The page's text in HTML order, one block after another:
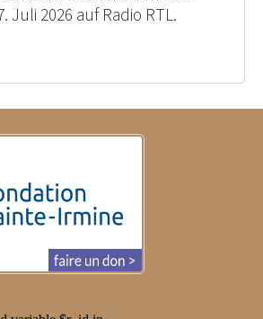
Juli 2026 auf Radio RTL.